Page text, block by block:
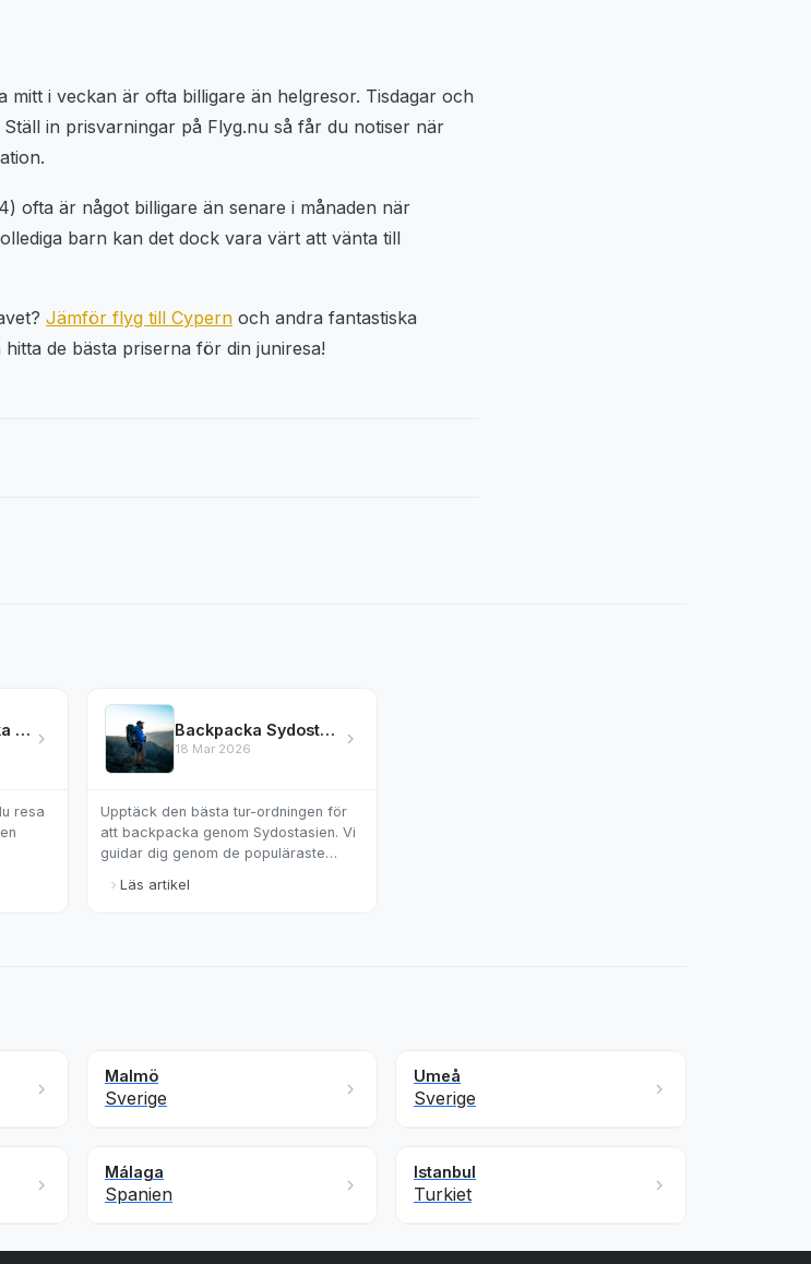
mitt i veckan är ofta billigare än helgresor. Tisdagar och
in prisvarningar på Flyg.nu så får du notiser när
ofta är något billigare än senare i månaden när
barn kan det dock vara värt att vänta till
Jämför flyg till Cypern och andra fantastiska
de bästa priserna för din juniresa!
Visum för svenska medborgare – vilka länder kräver det?
resa
Backpacka Sydostasien — bästa tur-ordningen
18 Mar 2026
Upptäck den bästa tur-ordningen för
att backpacka genom Sydostasien. Vi
guidar dig genom de populäraste
resa.
Läs artikel
Malmö
Sverige
Umeå
Sverige
Málaga
Spanien
Istanbul
Turkiet